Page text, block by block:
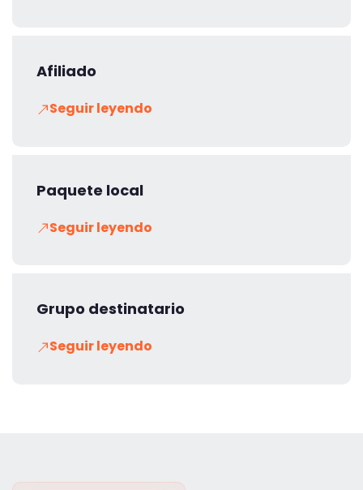
Afiliado
Seguir leyendo
Paquete local
Seguir leyendo
Grupo destinatario
Seguir leyendo